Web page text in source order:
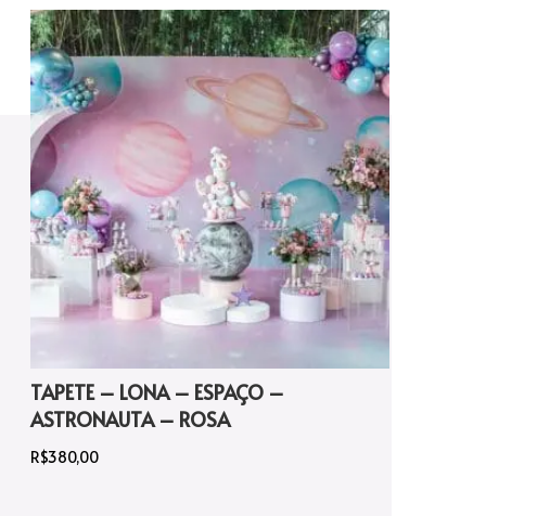
TAPETE – LONA – ESPAÇO –
ASTRONAUTA – ROSA
R$380,00